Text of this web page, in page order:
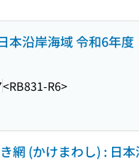
本沿岸海域 令和6年度
<RB831-R6>
網 (かけまわし) : 日